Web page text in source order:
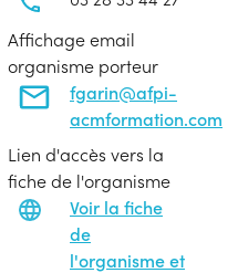
Affichage email
organisme porteur
fgarin@afpi-
acmformation.com
Lien d'accès vers la
fiche de l'organisme
Voir la fiche
de
l'organisme et